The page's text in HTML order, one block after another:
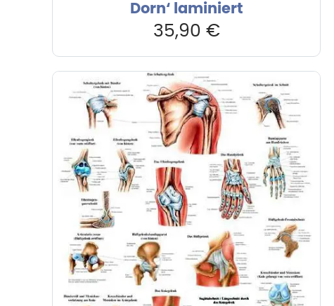
Dorn‘ laminiert
35,90 €